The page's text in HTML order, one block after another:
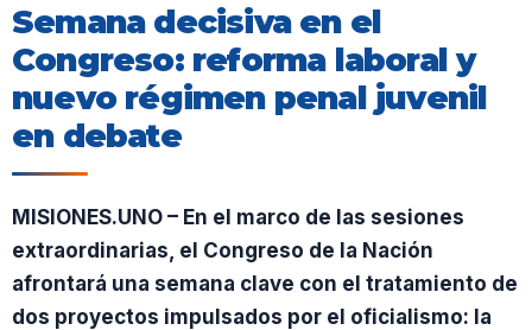
Semana decisiva en el
Congreso: reforma laboral y
nuevo régimen penal juvenil
en debate
MISIONES.UNO – En el marco de las sesiones
extraordinarias, el Congreso de la Nación
afrontará una semana clave con el tratamiento de
dos proyectos impulsados por el oficialismo: la